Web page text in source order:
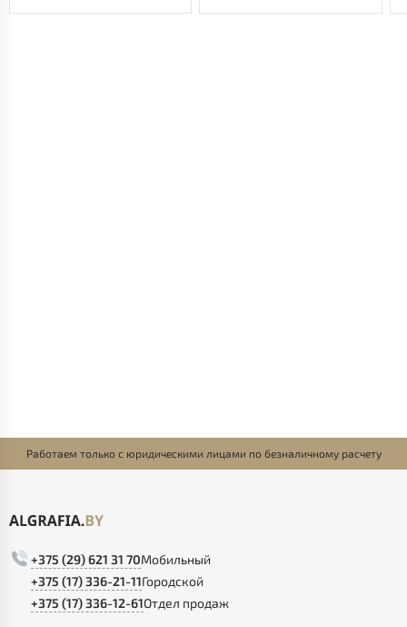
Работаем только с юридическими лицами по безналичному расчету
+375 (29) 621 31 70Мобильный
+375 (17) 336-21-11Городской
+375 (17) 336-12-61Отдел продаж